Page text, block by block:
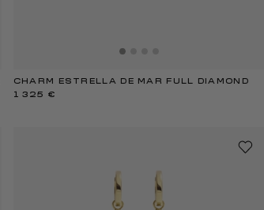
CHARM ESTRELLA DE MAR FULL DIAMOND
1 325 €